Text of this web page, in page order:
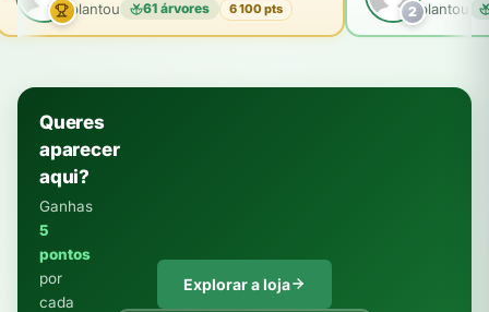
plantou 61 árvores 6 100 pts 2plantou
Queres
aparecer
aqui?
Ganhas
5
pontos
por
cada
Explorar a loja